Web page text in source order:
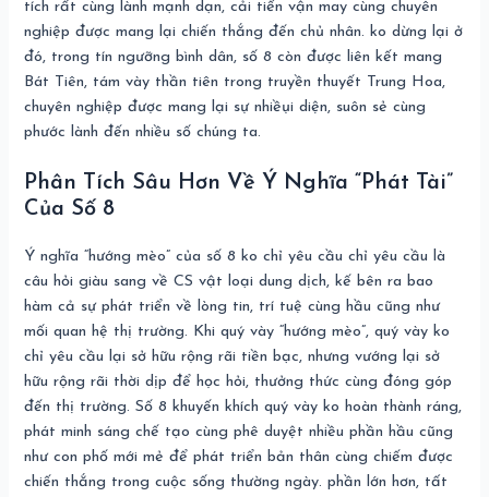
tích rất cùng lành mạnh dạn, cải tiến vận may cùng chuyên
nghiệp được mang lại chiến thắng đến chủ nhân. ko dừng lại ở
đó, trong tín ngưỡng bình dân, số 8 còn được liên kết mang
Bát Tiên, tám vày thần tiên trong truyền thuyết Trung Hoa,
chuyên nghiệp được mang lại sự nhiềụi diện, suôn sẻ cùng
phước lành đến nhiều số chúng ta.
Phân Tích Sâu Hơn Về Ý Nghĩa “Phát Tài”
Của Số 8
Ý nghĩa “hướng mèo” của số 8 ko chỉ yêu cầu chỉ yêu cầu là
câu hỏi giàu sang về CS vật loại dung dịch, kế bên ra bao
hàm cả sự phát triển về lòng tin, trí tuệ cùng hầu cũng như
mối quan hệ thị trường. Khi quý vày “hướng mèo”, quý vày ko
chỉ yêu cầu lại sở hữu rộng rãi tiền bạc, nhưng vướng lại sở
hữu rộng rãi thời dịp để học hỏi, thưởng thức cùng đóng góp
đến thị trường. Số 8 khuyến khích quý vày ko hoàn thành ráng,
phát minh sáng chế tạo cùng phê duyệt nhiều phần hầu cũng
như con phố mới mẻ để phát triển bản thân cùng chiếm được
chiến thắng trong cuộc sống thường ngày. phần lớn hơn, tất